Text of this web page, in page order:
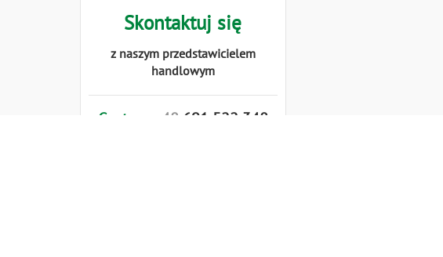
Skontaktuj się
z naszym przedstawicielem
handlowym
Centrum: 48 691 522 348